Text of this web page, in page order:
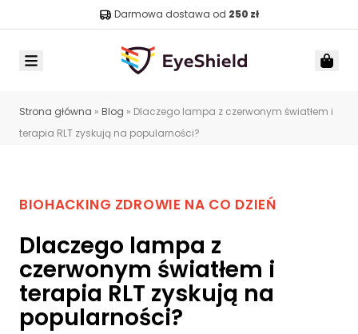
Darmowa dostawa od 250 zł
Strona główna » Blog » Dlaczego lampa z czerwonym światłem i
terapia RLT zyskują na popularności?
BIOHACKING ZDROWIE NA CO DZIEŃ
Dlaczego lampa z
czerwonym światłem i
terapia RLT zyskują na
popularności?